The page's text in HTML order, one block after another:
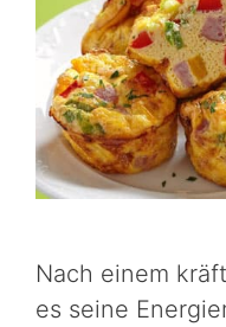
Nach einem
es seine